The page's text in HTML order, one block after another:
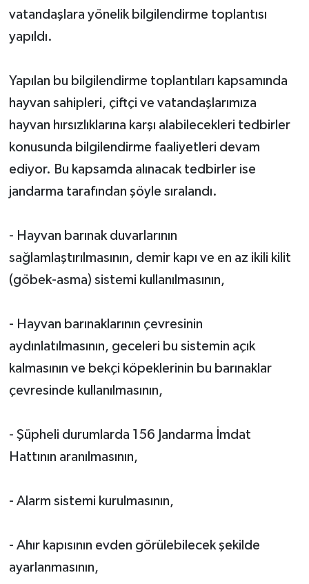
vatandaşlara yönelik bilgilendirme toplantısı
yapıldı.
Yapılan bu bilgilendirme toplantıları kapsamında
hayvan sahipleri, çiftçi ve vatandaşlarımıza
hayvan hırsızlıklarına karşı alabilecekleri tedbirler
konusunda bilgilendirme faaliyetleri devam
ediyor. Bu kapsamda alınacak tedbirler ise
jandarma tarafından şöyle sıralandı.
- Hayvan barınak duvarlarının
sağlamlaştırılmasının, demir kapı ve en az ikili kilit
(göbek-asma) sistemi kullanılmasının,
- Hayvan barınaklarının çevresinin
aydınlatılmasının, geceleri bu sistemin açık
kalmasının ve bekçi köpeklerinin bu barınaklar
çevresinde kullanılmasının,
- Şüpheli durumlarda 156 Jandarma İmdat
Hattının aranılmasının,
- Alarm sistemi kurulmasının,
- Ahır kapısının evden görülebilecek şekilde
ayarlanmasının,